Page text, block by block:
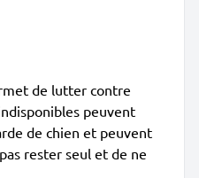
de lutter contre
peuvent
de chien et peuvent
rester seul et de ne